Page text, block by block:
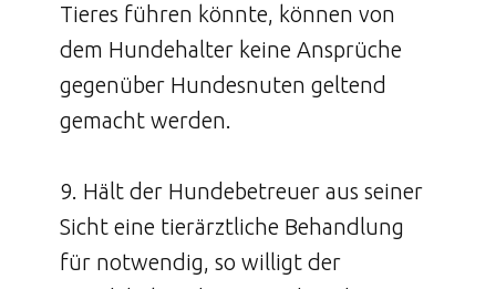
Tieres führen könnte, können von
dem Hundehalter keine Ansprüche
gegenüber Hundesnuten geltend
gemacht werden.
9. Hält der Hundebetreuer aus seiner
Sicht eine tierärztliche Behandlung
für notwendig, so willigt der